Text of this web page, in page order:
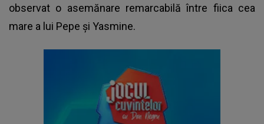
observat o asemănare remarcabilă între fiica cea
mare a lui Pepe și Yasmine.